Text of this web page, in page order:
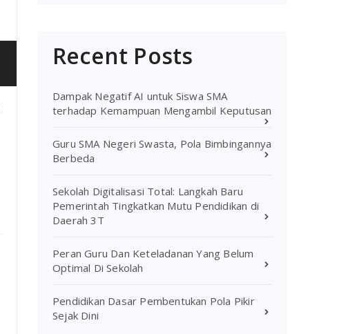
Recent Posts
Dampak Negatif AI untuk Siswa SMA
terhadap Kemampuan Mengambil Keputusan
Guru SMA Negeri Swasta, Pola Bimbingannya
Berbeda
Sekolah Digitalisasi Total: Langkah Baru
Pemerintah Tingkatkan Mutu Pendidikan di
Daerah 3T
Peran Guru Dan Keteladanan Yang Belum
Optimal Di Sekolah
Pendidikan Dasar Pembentukan Pola Pikir
Sejak Dini